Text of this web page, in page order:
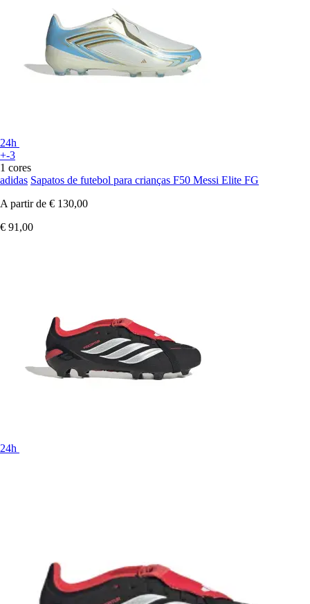
24h
+-3
1 cores
adidas Sapatos de futebol para crianças F50 Messi Elite FG
A partir de € 130,00
€ 91,00
24h